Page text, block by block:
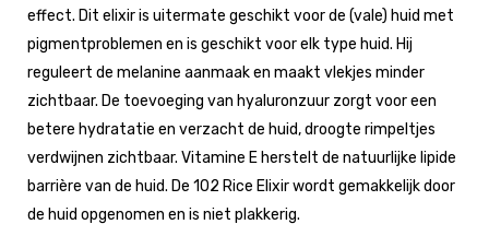
effect. Dit elixir is uitermate geschikt voor de (vale) huid met
pigmentproblemen en is geschikt voor elk type huid. Hij
reguleert de melanine aanmaak en maakt vlekjes minder
zichtbaar. De toevoeging van hyaluronzuur zorgt voor een
betere hydratatie en verzacht de huid, droogte rimpeltjes
verdwijnen zichtbaar. Vitamine E herstelt de natuurlijke lipide
barrière van de huid. De 102 Rice Elixir wordt gemakkelijk door
de huid opgenomen en is niet plakkerig.